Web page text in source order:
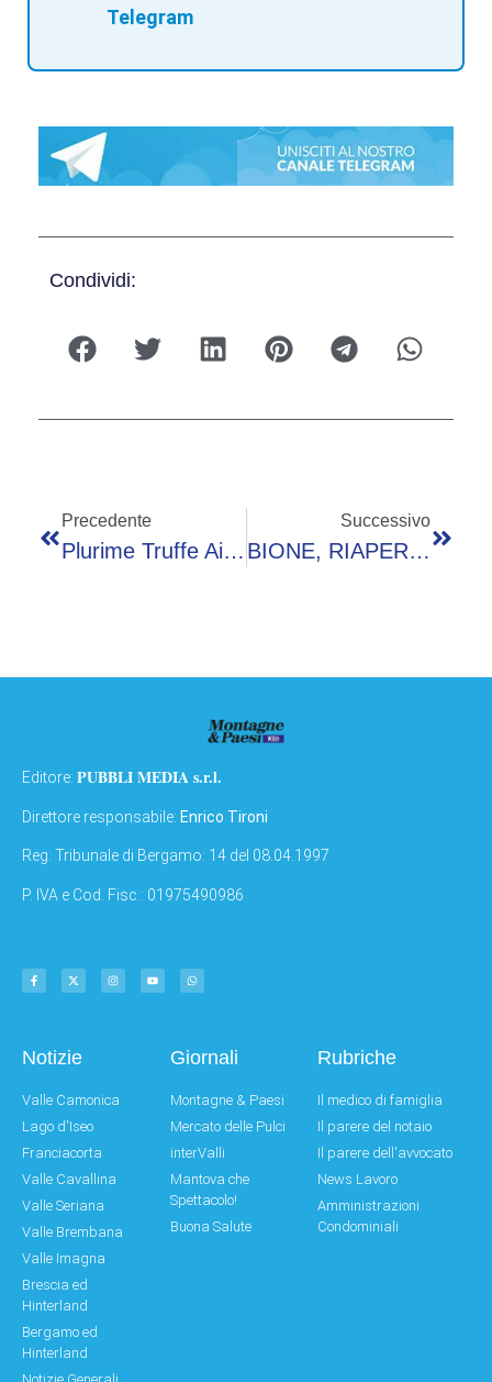
Telegram
Condividi:
Precedente
Plurime Truffe Ai Danni Di Anziani: Un Ventiseienne E Un Trentenne Arrestati Dalla Polizia Di Stato
Successivo
BIONE, RIAPERTURA DELLA SP 31
Editore: PUBBLI MEDIA s.r.l.
Direttore responsabile: Enrico Tironi
Reg: Tribunale di Bergamo: 14 del 08.04.1997
P. IVA e Cod. Fisc.: 01975490986
Notizie
Valle Camonica
Lago d'Iseo
Franciacorta
Valle Cavallina
Valle Seriana
Valle Brembana
Valle Imagna
Brescia ed
Hinterland
Bergamo ed
Hinterland
Giornali
Montagne & Paesi
Mercato delle Pulci
interValli
Mantova che
Spettacolo!
Buona Salute
Rubriche
Il medico di famiglia
Il parere del notaio
Il parere dell'avvocato
News Lavoro
Amministrazioni
Condominiali